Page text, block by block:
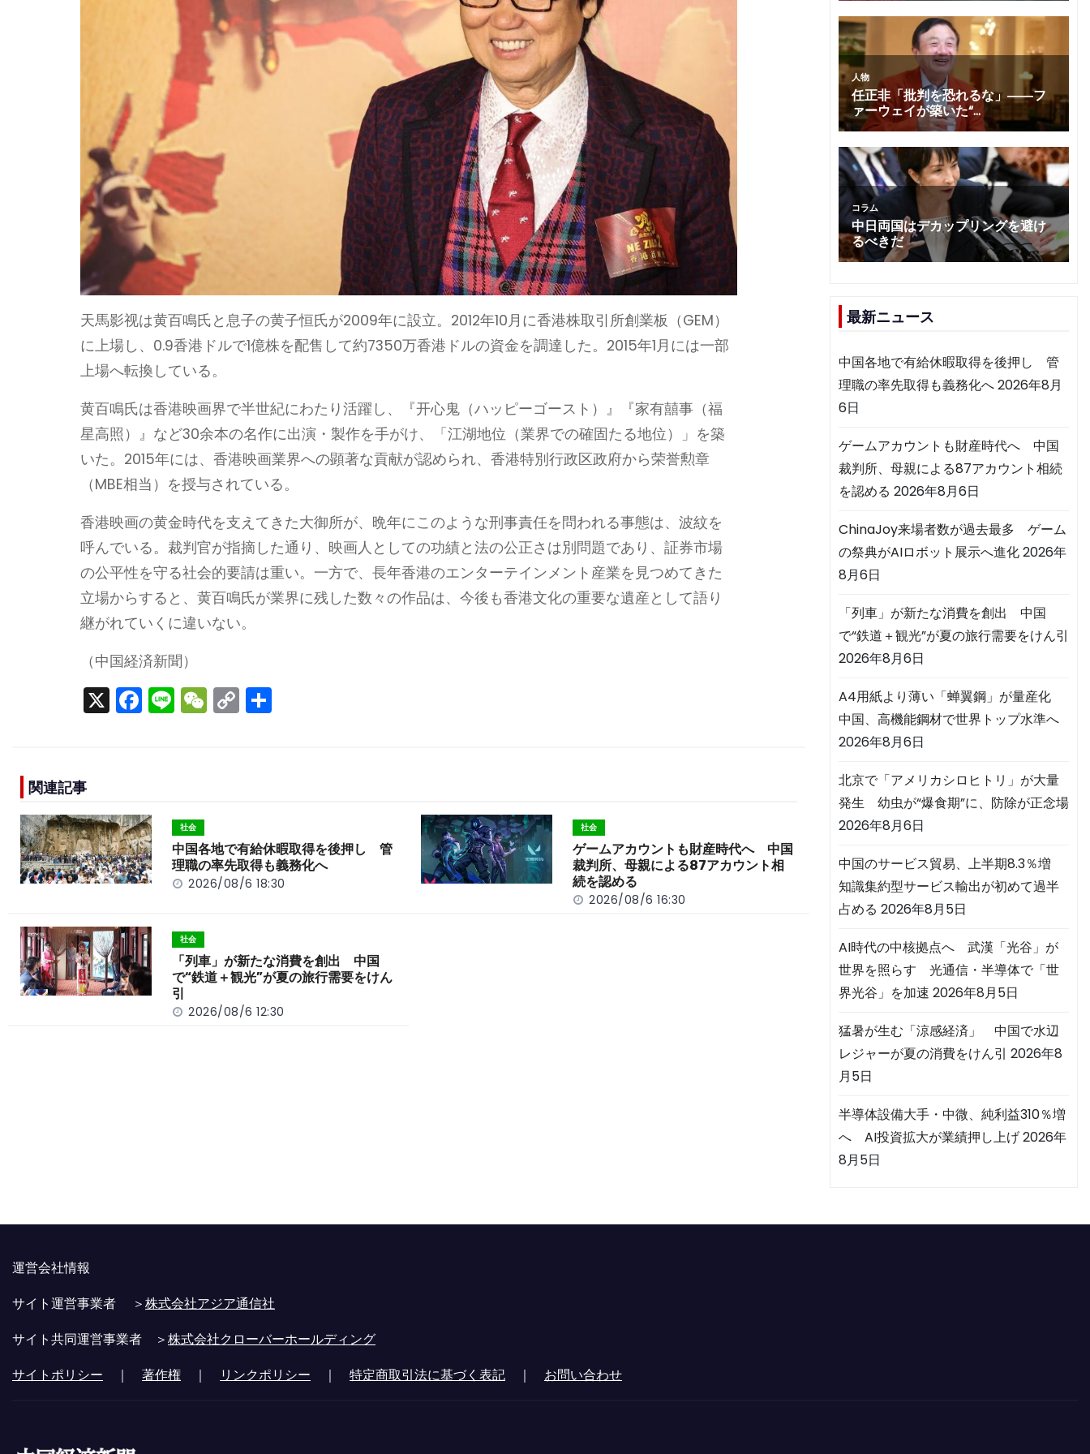
天馬影视は黄百鳴氏と息子の黄子恒氏が2009年に設立。2012年10月に香港株取引所創業板（GEM）
に上場し、0.9香港ドルで1億株を配售して約7350万香港ドルの資金を調達した。2015年1月には一部
上場へ転換している。
黄百鳴氏は香港映画界で半世紀にわたり活躍し、『开心鬼（ハッピーゴースト）』『家有囍事（福
星高照）』など30余本の名作に出演・製作を手がけ、「江湖地位（業界での確固たる地位）」を築
いた。2015年には、香港映画業界への顕著な貢献が認められ、香港特別行政区政府から荣誉勲章
（MBE相当）を授与されている。
香港映画の黄金時代を支えてきた大御所が、晩年にこのような刑事責任を問われる事態は、波紋を
呼んでいる。裁判官が指摘した通り、映画人としての功績と法の公正さは別問題であり、証券市場
の公平性を守る社会的要請は重い。一方で、長年香港のエンターテインメント産業を見つめてきた
立場からすると、黄百鳴氏が業界に残した数々の作品は、今後も香港文化の重要な遺産として語り
継がれていくに違いない。
（中国経済新聞）
X F
a
o
o
k
Li
n
W
e
C
o
k
関連記事
社会
中国各地で有給休暇取得を後押し 管
理職の率先取得も義務化へ
2026/08/6 18:30
社会
ゲームアカウントも財産時代へ 中国
裁判所、母親による87アカウント相
続を認める
2026/08/6 16:30
社会
「列車」が新たな消費を創出 中国
で“鉄道＋観光”が夏の旅行需要をけん
引
2026/08/6 12:30
最新ニュース
中国各地で有給休暇取得を後押し 管
理職の率先取得も義務化へ2026年8月
6日
ゲームアカウントも財産時代へ 中国
裁判所、母親による87アカウント相続
を認める 2026年8月6日
ChinaJoy来場者数が過去最多 ゲーム
の祭典がAIロボット展示へ進化2026年
8月6日
「列車」が新たな消費を創出 中国
で“鉄道＋観光”が夏の旅行需要をけん引
2026年8月6日
A4用紙より薄い「蝉翼鋼」が量産化
中国、高機能鋼材で世界トップ水準へ
2026年8月6日
北京で「アメリカシロヒトリ」が大量
発生 幼虫が“爆食期”に、防除が正念場
2026年8月6日
中国のサービス貿易、上半期8.3％増
知識集約型サービス輸出が初めて過半
占める 2026年8月5日
AI時代の中核拠点へ 武漢「光谷」が
世界を照らす 光通信・半導体で「世
界光谷」を加速 2026年8月5日
猛暑が生む「涼感経済」 中国で水辺
レジャーが夏の消費をけん引 2026年8
月5日
半導体設備大手・中微、純利益310％増
へ AI投資拡大が業績押し上げ2026年
8月5日
運営会社情報
サイト運営事業者 ＞株式会社アジア通信社
サイト共同運営事業者 ＞株式会社クローバーホールディング
サイトポリシー ｜ 著作権 ｜ リンクポリシー ｜ 特定商取引法に基づく表記 ｜ お問い合わせ